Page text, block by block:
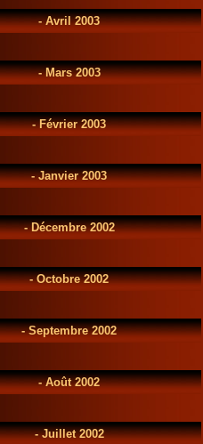
-Avril 2003
-Mars 2003
-Février 2003
-Janvier 2003
-Décembre 2002
-Octobre 2002
-Septembre 2002
-Août 2002
-Juillet 2002